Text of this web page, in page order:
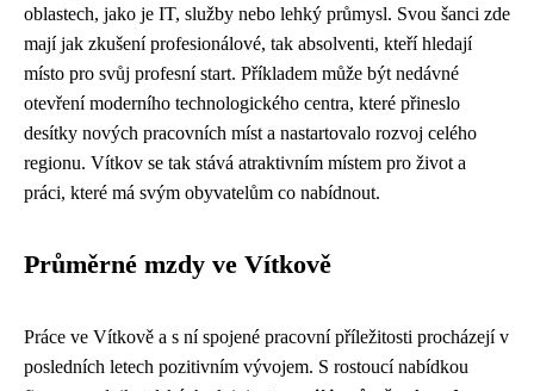
oblastech, jako je IT, služby nebo lehký průmysl. Svou šanci zde
mají jak zkušení profesionálové, tak absolventi, kteří hledají
místo pro svůj profesní start. Příkladem může být nedávné
otevření moderního technologického centra, které přineslo
desítky nových pracovních míst a nastartovalo rozvoj celého
regionu. Vítkov se tak stává atraktivním místem pro život a
práci, které má svým obyvatelům co nabídnout.
Průměrné mzdy ve Vítkově
Práce ve Vítkově a s ní spojené pracovní příležitosti procházejí v
posledních letech pozitivním vývojem. S rostoucí nabídkou